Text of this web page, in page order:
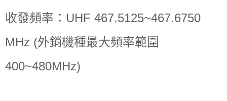
收發頻率：UHF 467.5125~467.6750
MHz (外銷機種最大頻率範圍
400~480MHz)